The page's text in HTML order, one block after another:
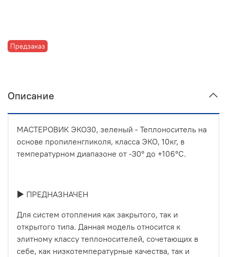
Предзаказ
Описание
МАСТЕРОВИК ЭКО30, зеленый - Теплоноситель на
основе пропиленгликоля, класса ЭКО, 10кг, в
температурном диапазоне от -30° до +106°С.
► ПРЕДНАЗНАЧЕН
Для систем отопления как закрытого, так и
открытого типа. Данная модель относится к
элитному классу теплоносителей, сочетающих в
себе, как низкотемпературные качества, так и